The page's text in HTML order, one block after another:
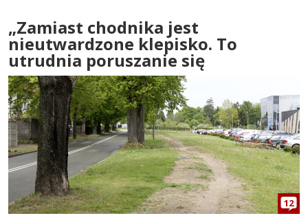
„Zamiast chodnika jest
nieutwardzone klepisko. To
utrudnia poruszanie się
12